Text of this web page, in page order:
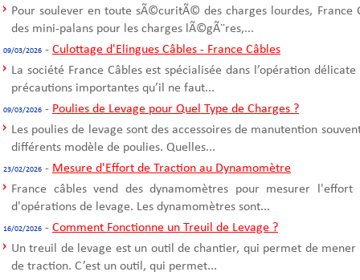
Pour soulever en toute sÃ©curitÃ© des charges lourdes, France
des mini-palans pour les charges lÃ©gÃ¨res,...
09/03/2026 - Culottage d'Elingues Câbles - France Câbles
La société France Câbles est spécialisée dans l’opération
précautions importantes qu’il ne faut...
09/03/2026 - Poulies de Levage pour Quel Type de Charges ?
Les poulies de levage sont des accessoires de manutention
différents modèle de poulies. Quelles...
23/02/2026 - Mesure d'Effort de Traction au Dynamomètre
France câbles vend des dynamomètres pour mesurer
d'opérations de levage. Les dynamomètres sont...
16/02/2026 - Comment Fonctionne un Treuil de Levage ?
Un treuil de levage est un outil de chantier, qui permet de
de traction. C’est un outil, qui permet...